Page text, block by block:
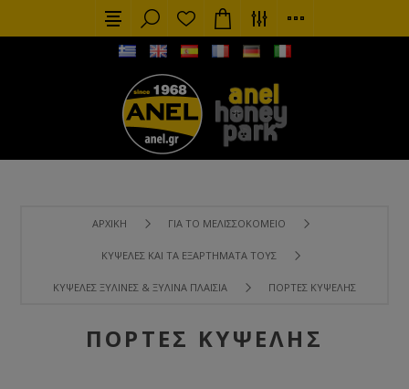
ΑΡΧΙΚΉ ΓΙΑ ΤΟ ΜΕΛΙΣΣΟΚΟΜΕΊΟ
ΚΥΨΈΛΕΣ ΚΑΙ ΤΑ ΕΞΑΡΤΉΜΑΤΑ ΤΟΥΣ
ΚΥΨΈΛΕΣ ΞΎΛΙΝΕΣ & ΞΎΛΙΝΑ ΠΛΑΊΣΙΑ ΠΌΡΤΕΣ KΥΨΈΛΗΣ
ΠΌΡΤΕΣ KΥΨΈΛΗΣ